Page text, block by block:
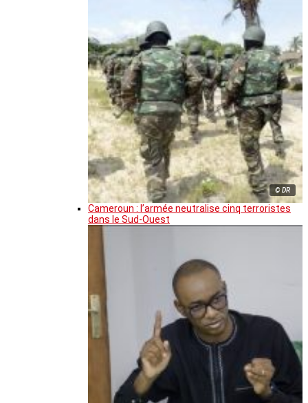
© DR
Cameroun : l’armée neutralise cinq terroristes
dans le Sud-Ouest